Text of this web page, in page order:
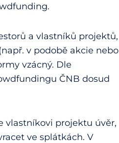
a vlastníků projektů,
v podobě akcie nebo
vzácný. Dle
ČNB dosud
vlastníkovi projektu úvěr,
ve splátkách. V